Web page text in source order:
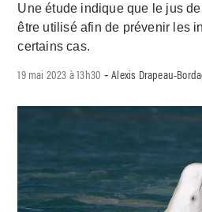
Une étude indique que le jus
être utilisé afin de prévenir les
certains cas.
19 mai 2023 à 13h30 -Alexis Drapeau-